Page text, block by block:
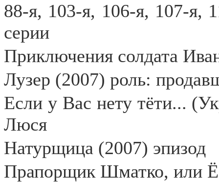
88-я, 103-я, 106-я, 107-я,
серии
Приключения солдата
Лузер (2007) роль:
Если у Вас нету тёти...
Люся
Натурщица (2007) эпизод
Прапорщик Шматко, или